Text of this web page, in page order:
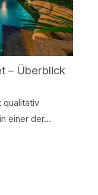
– Überblick
qualitativ
einer der…